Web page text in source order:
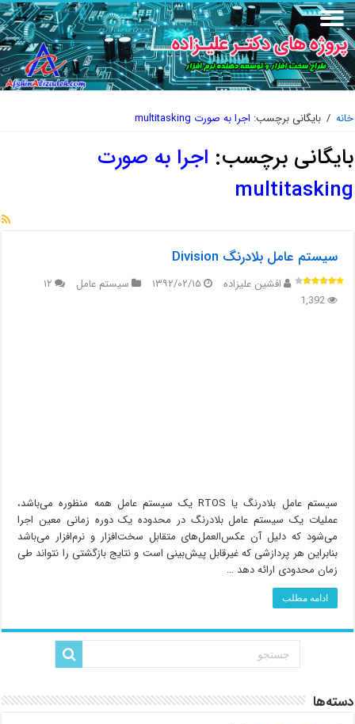
خانه / بایگانی برچسب: اجرا به صورت multitasking
بایگانی برچسب: اجرا به صورت
multitasking
سیستم عامل بلادرنگ Division
افشین علیزاده ۱۳۹۲/۰۲/۱۵ سیستم عامل
۱۲
1,392
سیستم عامل بلادرنگ یا RTOS یک سیستم عامل همه‌ منظوره می‌باشد،
عملیات یک سیستم عامل بلادرنگ در محدوده یک دوره زمانی معین اجرا
می‌شود که دلیل آن عکس‌العمل‌های متقابل سخت‌افزار و نرم‌افزار می‌باشد
بنابراین هر پردازشی که غیرقابل پیش‌بینی است و نتایج بازگشتی را نتواند طی
زمان محدودی ارائه دهد …
ادامه مطلب
دسته‌ها